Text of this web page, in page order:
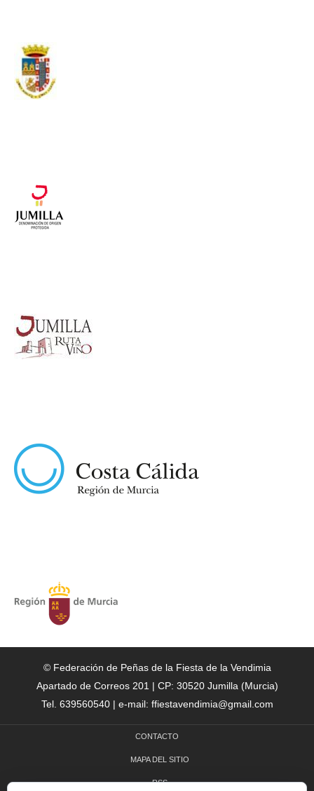
© Federación de Peñas de la Fiesta de la Vendimia
Apartado de Correos 201 | CP: 30520 Jumilla (Murcia)
Tel. 639560540 | e-mail: ffiestavendimia@gmail.com
CONTACTO
MAPA DEL SITIO
RSS